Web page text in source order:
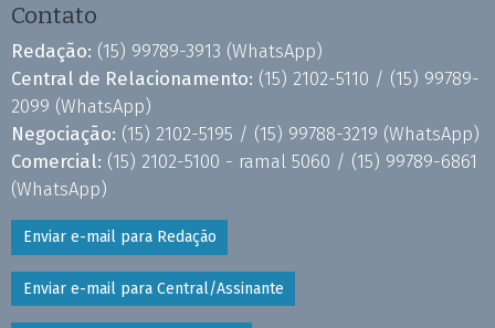
Contato
Redação: (15) 99789-3913 (WhatsApp)
Central de Relacionamento: (15) 2102-5110 / (15) 99789-
2099 (WhatsApp)
Negociação: (15) 2102-5195 / (15) 99788-3219 (WhatsApp)
Comercial: (15) 2102-5100 - ramal 5060 / (15) 99789-6861
(WhatsApp)
Enviar e-mail para Redação
Enviar e-mail para Central/Assinante